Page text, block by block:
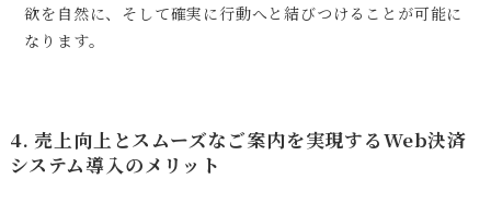
欲を自然に、そして確実に行動へと結びつけることが可能に
なります。
4. 売上向上とスムーズなご案内を実現するWeb決済
システム導入のメリット